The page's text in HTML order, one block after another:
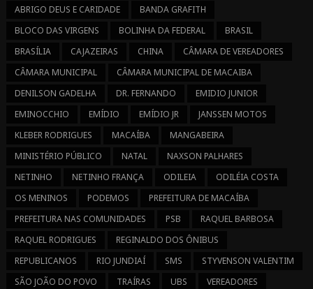
ABRIGO DEUS E CARIDADE
BANDA GRAFITH
BLOCO DAS VIRGENS
BOLINHA DA FEDERAL
BRASIL
BRASÍLIA
CAJAZEIRAS CHINA
CÂMARA DE VEREADORES
CÂMARA MUNICIPAL
CÂMARA MUNICIPAL DE MACAIBA
DENILSON GADELHA
DR. FERNANDO
EMIDIO JUNIOR
EMINOCCHIO
EMÍDIO EMÍDIO JR
JANSSEN MOTOS
KLEBER RODRIGUES
MACAÍBA
MANGABEIRA
MINISTÉRIO PÚBLICO
NATAL
NAXSON PALHARES
NETINHO
NETINHO FRANÇA ODILEIA
ODILÉIA COSTA
OS MENINOS
PODEMOS
PREFEITURA DE MACAÍBA
PREFEITURA NAS COMUNIDADES
PSB
RAQUEL BARBOSA
RAQUEL RODRIGUES
REGINALDO DOS ÔNIBUS
REPUBLICANOS
RIO JUNDIAÍ SMS
STYVENSON VALENTIM
SÃO JOÃO DO POVO
TRAÍRAS UBS
VEREADORES